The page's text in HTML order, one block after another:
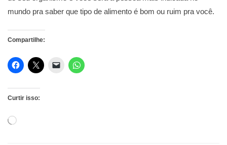
mundo pra saber que tipo de alimento é bom ou ruim pra você.
Compartilhe:
Curtir isso:
Carregando...